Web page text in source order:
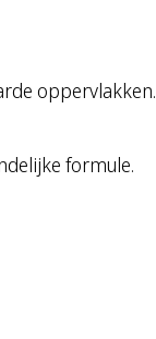
oppervlakken.
formule.